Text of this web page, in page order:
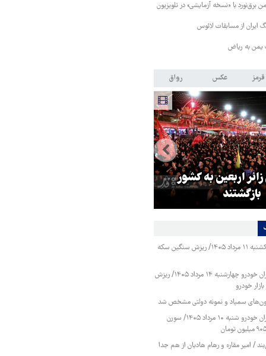
برق‌نورد با «نسخه آزمایشی» در تلویزیون
از مسابقات لائوس
یمن به ریاض
عکس رواق
زائر اربعین به کشور
بازگشتند
قیمت طلا و سکه یکشنبه ۱۱ مرداد ۱۴۰۵/ ریزش سنگین سکه
قیمت محصولات ایران خودرو چهارشنبه ۱۴ مرداد ۱۴۰۵/ ریزش
خودرو
سمپاد و نمونه دولتی مشخص شد
قیمت محصولات ایران خودرو شنبه ۱۰ مرداد ۱۴۰۵/ سورن
/ امیر مقاره و رهام هادیان از هم جدا